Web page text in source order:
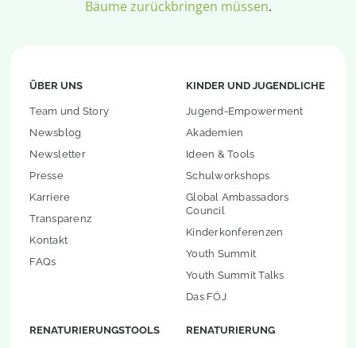
Bäume zurückbringen müssen.
ÜBER UNS
Team und Story
Newsblog
Newsletter
Presse
Karriere
Transparenz
Kontakt
FAQs
KINDER UND JUGENDLICHE
Jugend-Empowerment
Akademien
Ideen & Tools
Schulworkshops
Global Ambassadors
Council
Kinderkonferenzen
Youth Summit
Youth Summit Talks
Das FÖJ
RENATURIERUNGSTOOLS RENATURIERUNG